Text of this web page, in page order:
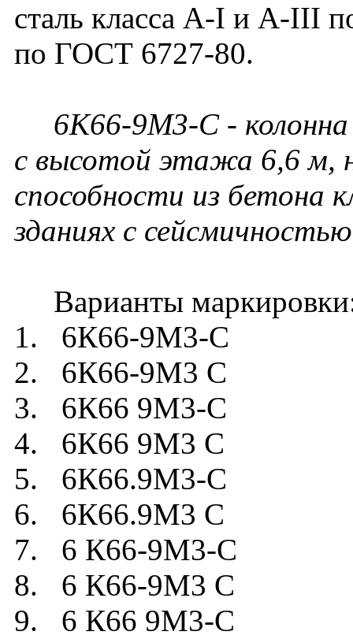
сталь класса A-I и A-III
по ГОСТ 6727-80.
6К66-9М3-С - колонна
с высотой этажа 6,6 м,
способности из бетона
зданиях с
Варианты
1. 6К66-9М3-С
2. 6К66-9М3 С
3. 6К66 9М3-С
4. 6К66 9М3 С
5. 6К66.9М3-С
6. 6К66.9М3 С
7. 6 К66-9М3-С
8. 6 К66-9М3 С
9. 6 К66 9М3-С